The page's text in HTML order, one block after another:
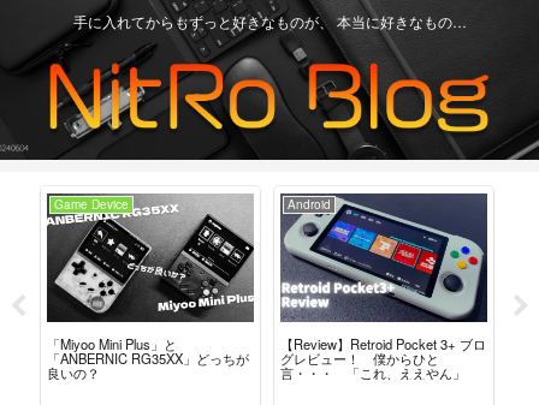
手に入れてからもずっと好きなものが、 本当に好きなもの…
Game Device
「Miyoo Mini Plus」と
「ANBERNIC RG35XX」どっちが
良いの？
Android
【Review】Retroid Pocket 3+ ブロ
グレビュー！ 僕からひと
言・・・ 「これ、ええやん」